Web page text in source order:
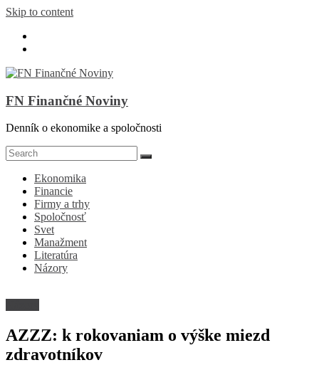
Skip to content
FN Finančné Noviny
Denník o ekonomike a spoločnosti
Ekonomika
Financie
Firmy a trhy
Spoločnosť
Svet
Manažment
Literatúra
Názory
AZZZ: k rokovaniam o výške miezd
zdravotníkov